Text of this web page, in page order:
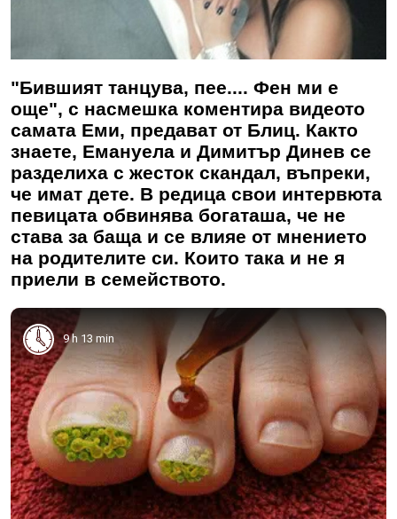
"Бившият танцува, пее.... Фен ми е
още", с насмешка коментира видеото
самата Еми, предават от Блиц. Както
знаете, Емануела и Димитър Динев се
разделиха с жесток скандал, въпреки,
че имат дете. В редица свои интервюта
певицата обвинява богаташа, че не
става за баща и се влияе от мнението
на родителите си. Които така и не я
приели в семейството.
9 h 13 min